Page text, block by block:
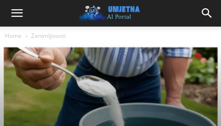
Home Zanimljivosti